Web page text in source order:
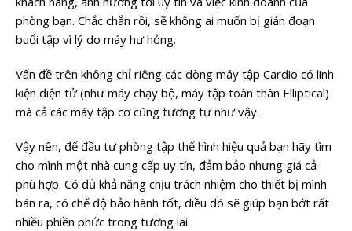
phòng bạn. Chắc chắn rồi, sẽ không ai muốn bị gián đoạn
buổi tập vì lý do máy hư hỏng.
Vấn đề trên không chỉ riêng các dòng máy tập Cardio có linh
kiện điện tử (như máy chạy bộ, máy tập toàn thân Elliptical)
mà cả các máy tập cơ cũng tương tự như vậy.
Vậy nên, để đầu tư phòng tập thể hình hiệu quả bạn hãy tìm
cho mình một nhà cung cấp uy tín, đảm bảo nhưng giá cả
phù hợp. Có đủ khả năng chịu trách nhiệm cho thiết bị mình
bán ra, có chế độ bảo hành tốt, điều đó sẽ giúp bạn bớt rất
nhiều phiền phức trong tương lai.